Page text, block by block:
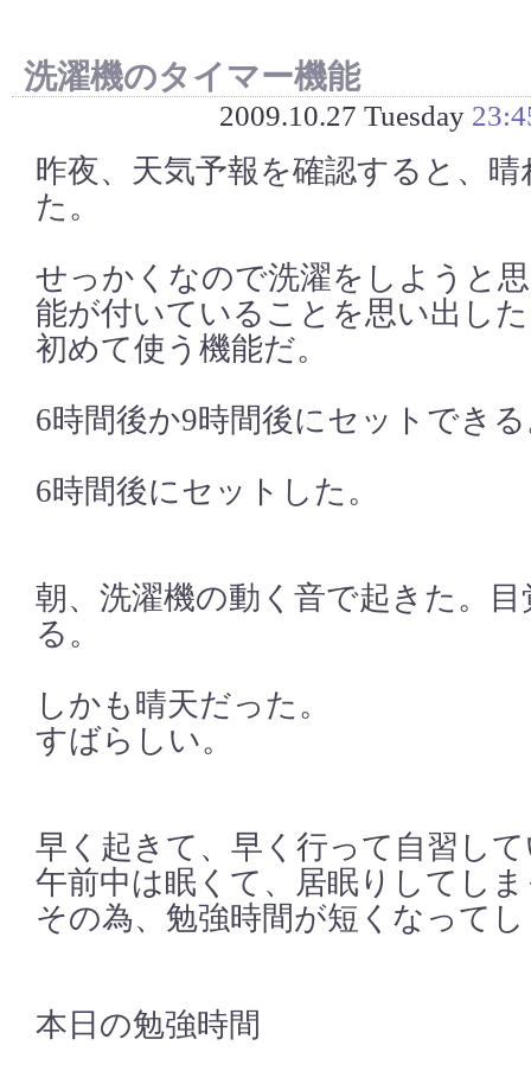
洗濯機のタイマー機能
2009.10.27 Tuesday
昨夜、天気予報を確認すると、
た。
せっかくなので洗濯をしようと
能が付いていることを思い出し
初めて使う機能だ。
6時間後か9時間後にセットでき
6時間後にセットした。
朝、洗濯機の動く音で起きた。
る。
しかも晴天だった。
すばらしい。
早く起きて、早く行って自習し
午前中は眠くて、居眠りしてし
その為、勉強時間が短くなって
本日の勉強時間